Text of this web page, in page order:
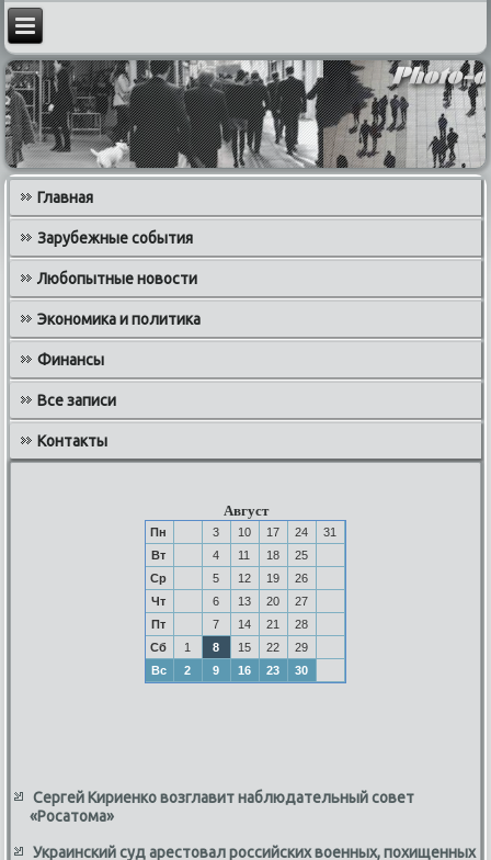
Главная
Зарубежные события
Любопытные новости
Экономика и политика
Финансы
Все записи
Контакты
Август
Пн 3 10 17 24
31
Вт
4 11 18
25
Ср
5 12 19
26
Чт
6 13 20
27
Пт
7 14 21
28
Сб
1 8 15 22
29
Вс
2 9 16 23 30
Сергей Кириенко возглавит наблюдательный совет
«Росатома»
Украинский суд арестовал российских военных, похищенных